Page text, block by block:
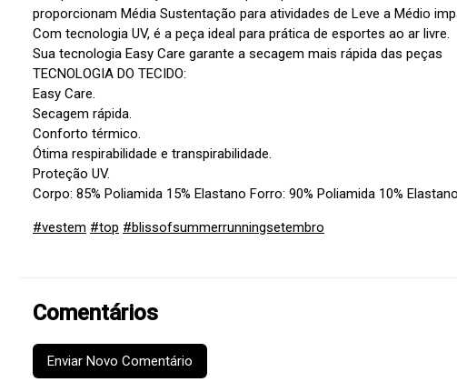
proporcionam Média Sustentação para atividades de Leve a Médio
Com tecnologia UV, é a peça ideal para prática de esportes ao ar livre.
Sua tecnologia Easy Care garante a secagem mais rápida das peças
TECNOLOGIA DO TECIDO:
Easy Care.
Secagem rápida.
Conforto térmico.
Ótima respirabilidade e transpirabilidade.
Proteção UV.
Corpo: 85% Poliamida 15% Elastano Forro: 90% Poliamida 10%
#vestem #top #blissofsummerrunningsetembro
Comentários
Enviar Novo Comentário